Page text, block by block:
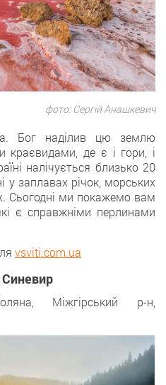
фото: Сергій Анашкевич
Бог наділив цю землю
краєвидами, де є і гори, і
налічується близько 20
у заплавах річок, морських
Сьогодні ми покажемо вам
є справжніми перлинами
vsviti.com.ua
Міжгірський р-н,